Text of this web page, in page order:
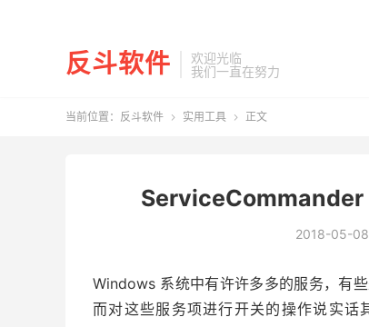
反斗软件
欢迎光临
我们一直在努力
当前位置： 反斗软件  实用工具  正文
ServiceCommander
2018-05-08
Windows 系统中有许许多多的服务，有
而对这些服务项进行开关的操作说实话